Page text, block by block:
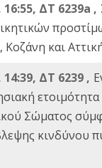
ΔΤ 6239a ,
Κοζάνη και
ΔΤ 6239 ,
Σώματος
κινδύνου